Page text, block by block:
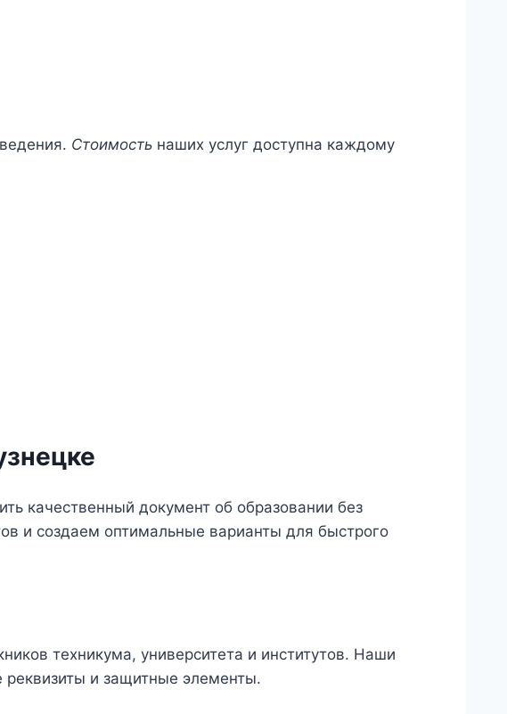
Стоимость наших услуг доступна каждому
качественный документ об образовании без
и создаем оптимальные варианты для быстрого
техникума, университета и институтов. Наши
и защитные элементы.